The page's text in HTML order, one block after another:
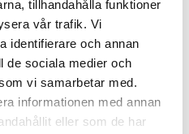
tillhandahålla funktioner
vår trafik. Vi
identifierare och annan
de sociala medier och
vi samarbetar med.
informationen med annan
eller som de har
eller klagomål
med synpunkter på
Du kan välja mellan
återkoppling från oss.